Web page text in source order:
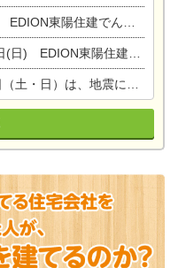
んき OPEN第二弾イベント！！
んき館プレＯＰＥＮ！＆家の修理まつり
のきの平屋の家体験見学会を開催します。ぜひお越しください。